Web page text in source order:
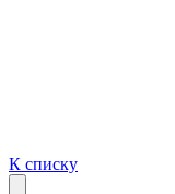
К списку